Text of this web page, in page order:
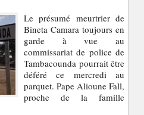
Le présumé meurtrier de
Bineta Camara toujours en
garde à vue au
commissariat de police de
Tambacounda pourrait être
déféré ce mercredi au
parquet. Pape Alioune Fall,
proche de la famille